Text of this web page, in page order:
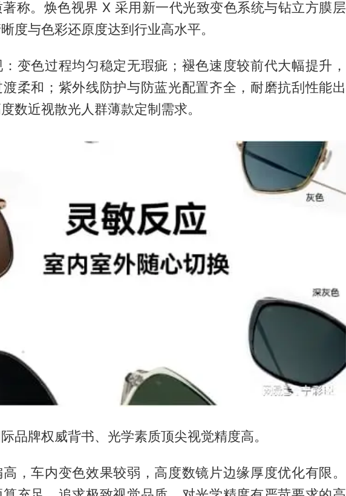
称。焕色视界 X 采用新一代光致变色系统与钻立方膜层
度与色彩还原度达到行业高水平。
变色过程均匀稳定无瑕疵；褪色速度较前代大幅提升，
柔和；紫外线防护与防蓝光配置齐全，耐磨抗刮性能出
数近视散光人群薄款定制需求。
品牌权威背书、光学素质顶尖视觉精度高。
，车内变色效果较弱，高度数镜片边缘厚度优化有限。